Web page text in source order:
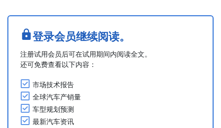
容。第二款概念车则展示了名爵未来更具野心的车型方向，
以电动化设计愿景进一步强化品牌产品阵容。
此外，名爵还将展示插混车型、Hybrid+、纯电车....
登录会员继续阅读。
注册试用会员后可在试用期间内阅读全文。
还可免费查看以下内容：
市场技术报告
全球汽车产销量
车型规划预测
最新汽车资讯